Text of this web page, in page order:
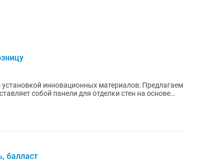
инновационных материалов: Предлагаем
собой панели для отделки стен на основе
балласт